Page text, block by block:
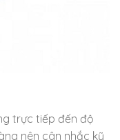
trực tiếp đến độ
nên cân nhắc kỹ